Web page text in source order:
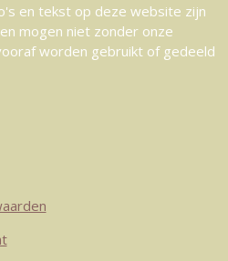
en tekst op deze website zijn
mogen niet zonder onze
worden gebruikt of gedeeld